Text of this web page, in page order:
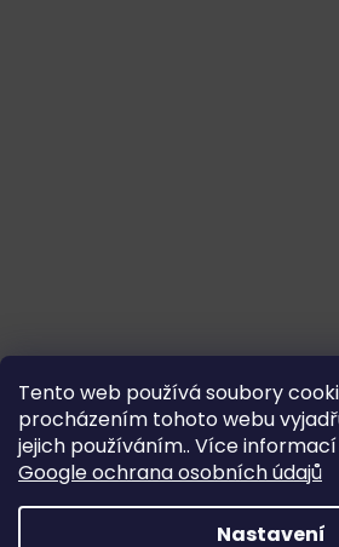
Tento web používá soubory
procházením tohoto webu
jejich používáním.. Více informací
Google ochrana osobních údajů
Nastavení